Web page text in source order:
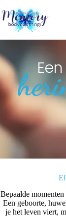
naar
de
inhoud
Bepaalde
Een geboorte,
je het leven viert,